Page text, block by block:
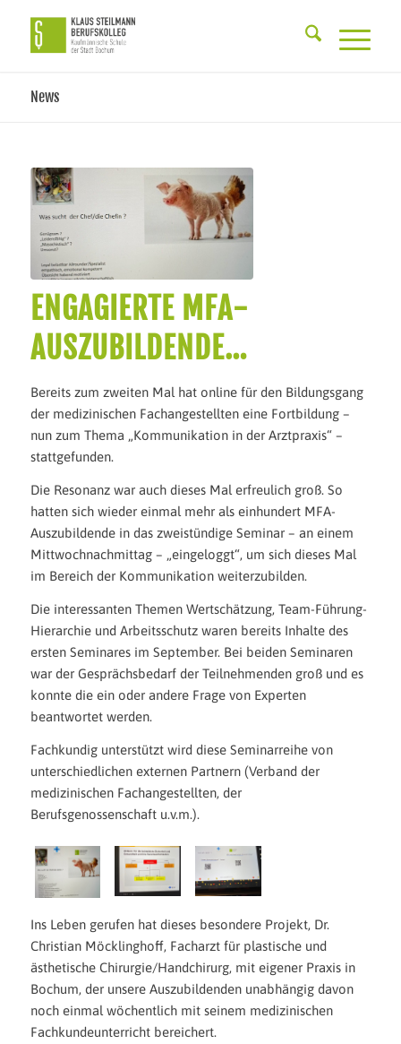
News
ENGAGIERTE MFA-
AUSZUBILDENDE…
Bereits zum zweiten Mal hat online für den Bildungsgang
der medizinischen Fachangestellten eine Fortbildung –
nun zum Thema „Kommunikation in der Arztpraxis“ –
stattgefunden.
Die Resonanz war auch dieses Mal erfreulich groß. So
hatten sich wieder einmal mehr als einhundert MFA-
Auszubildende in das zweistündige Seminar – an einem
Mittwochnachmittag – „eingeloggt“, um sich dieses Mal
im Bereich der Kommunikation weiterzubilden.
Die interessanten Themen Wertschätzung, Team-Führung-
Hierarchie und Arbeitsschutz waren bereits Inhalte des
ersten Seminares im September. Bei beiden Seminaren
war der Gesprächsbedarf der Teilnehmenden groß und es
konnte die ein oder andere Frage von Experten
beantwortet werden.
Fachkundig unterstützt wird diese Seminarreihe von
unterschiedlichen externen Partnern (Verband der
medizinischen Fachangestellten, der
Berufsgenossenschaft u.v.m.).
Ins Leben gerufen hat dieses besondere Projekt, Dr.
Christian Möcklinghoff, Facharzt für plastische und
ästhetische Chirurgie/Handchirurg, mit eigener Praxis in
Bochum, der unsere Auszubildenden unabhängig davon
noch einmal wöchentlich mit seinem medizinischen
Fachkundeunterricht bereichert.